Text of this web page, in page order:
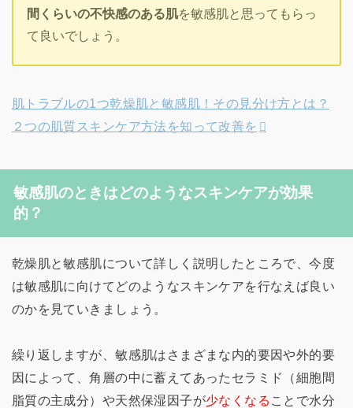
間くらいの不快感のある肌を敏感肌と思ってもらっ
て良いでしょう。
肌トラブルの1つ乾燥肌と敏感肌！その見分け方とは？
２つの肌質スキンケア方法を知って改善を
敏感肌のときはどのようなスキンケアが効果
的？
乾燥肌と敏感肌について詳しく説明したところで、今度
は敏感肌に向けてどのようなスキンケアを行なえば良い
のかを見ていきましょう。
繰り返しますが、敏感肌はさまざまな内的要因や外的要
因によって、角層の中に蓄えてあったセラミド（細胞間
脂質の主成分）や天然保湿因子が少なくなる ことで水分